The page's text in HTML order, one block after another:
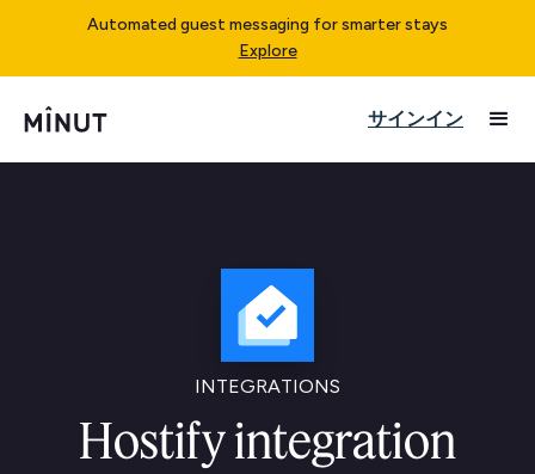
Automated guest messaging for smarter stays
Explore
サインイン
INTEGRATIONS
Hostify integration